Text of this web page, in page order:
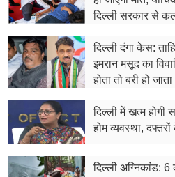
दिल्ली सरकार से
दिल्ली दंगा केस:
इमरान मसूद का
होता तो बरी हो जाता
दिल्ली में खत्म होगी
होम व्यवस्था,
दिल्ली अग्निकांड: